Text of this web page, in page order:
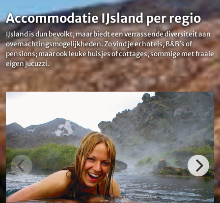
Accommodatie IJsland per regio
IJsland is dun bevolkt, maar biedt een verrassende diversiteit aan
overnachtingsmogelijkheden. Zo vind je er hotels, B&B`s of
pensions; maar ook leuke huisjes of cottages, sommige met fraaie
eigen jucuzzi.